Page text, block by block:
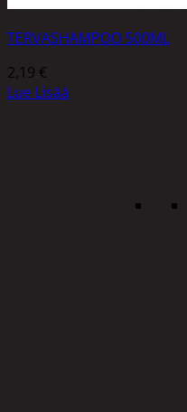
TERVASHAMPOO 500ML
2,19 €
Lue Lisää